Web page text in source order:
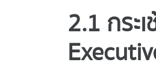
2.1 กระ